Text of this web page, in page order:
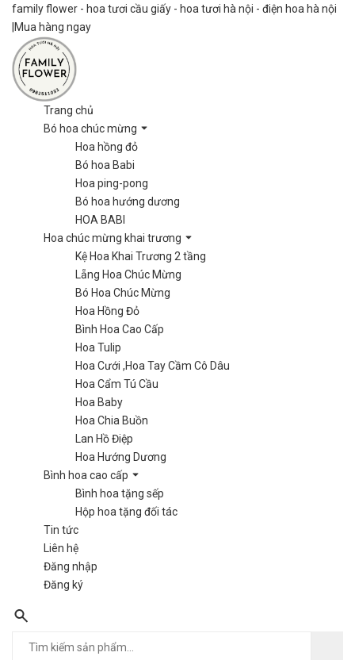
family flower - hoa tươi cầu giấy - hoa tươi hà nội - điện hoa hà nội
Mua hàng ngay
Trang chủ
Bó hoa chúc mừng
Hoa hồng đỏ
Bó hoa Babi
Hoa ping-pong
Bó hoa hướng dương
HOA BABI
Hoa chúc mừng khai trương
Kệ Hoa Khai Trương 2 tầng
Lẵng Hoa Chúc Mừng
Bó Hoa Chúc Mừng
Hoa Hồng Đỏ
Bình Hoa Cao Cấp
Hoa Tulip
Hoa Cưới ,Hoa Tay Cầm Cô Dâu
Hoa Cẩm Tú Cầu
Hoa Baby
Hoa Chia Buồn
Lan Hồ Điệp
Hoa Hướng Dương
Bình hoa cao cấp
Bình hoa tặng sếp
Hộp hoa tặng đối tác
Tin tức
Liên hệ
Đăng nhập
Đăng ký